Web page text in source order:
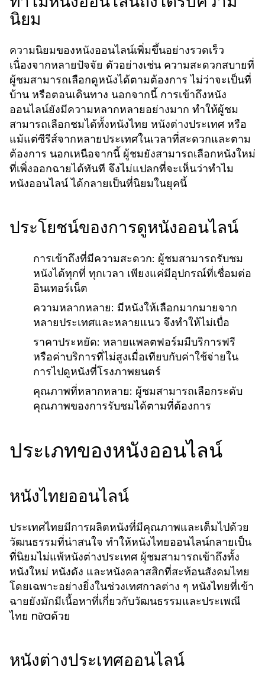
นิยม
ความนิยมของหนังออนไลน์เพิ่มขึ้นอย่างรวดเร็ว
เนื่องจากหลายปัจจัย ตัวอย่างเช่น ความสะดวกสบายที่
ผู้ชมสามารถเลือกดูหนังได้ตามต้องการ ไม่ว่าจะเป็นที่
บ้าน หรือตอนเดินทาง นอกจากนี้ การเข้าถึงหนัง
ออนไลน์ยังมีความหลากหลายอย่างมาก ทำให้ผู้ชม
สามารถเลือกชมได้ทั้งหนังไทย หนังต่างประเทศ หรือ
แม้แต่ซีรีส์จากหลายประเทศในเวลาที่สะดวกและตาม
ต้องการ นอกเหนือจากนี้ ผู้ชมยังสามารถเลือกหนังใหม่
ที่เพิ่งออกฉายได้ทันที จึงไม่แปลกที่จะเห็นว่าทำไม
หนังออนไลน์ได้กลายเป็นที่นิยมในยุคนี้
ประโยชน์ของการดูหนังออนไลน์
การเข้าถึงที่มีความสะดวก: ผู้ชมสามารถรับชม
หนังได้ทุกที่ ทุกเวลา เพียงแค่มีอุปกรณ์ที่เชื่อมต่อ
อินเทอร์เน็ต
ความหลากหลาย: มีหนังให้เลือกมากมายจาก
หลายประเทศและหลายแนว จึงทำให้ไม่เบื่อ
ราคาประหยัด: หลายแพลตฟอร์มมีบริการฟรี
หรือค่าบริการที่ไม่สูงเมื่อเทียบกับค่าใช้จ่ายใน
การไปดูหนังที่โรงภาพยนตร์
คุณภาพที่หลากหลาย: ผู้ชมสามารถเลือกระดับ
คุณภาพของการรับชมได้ตามที่ต้องการ
ประเภทของหนังออนไลน์
หนังไทยออนไลน์
ประเทศไทยมีการผลิตหนังที่มีคุณภาพและเต็มไปด้วย
วัฒนธรรมที่น่าสนใจ ทำให้หนังไทยออนไลน์กลายเป็น
ที่นิยมไม่แพ้หนังต่างประเทศ ผู้ชมสามารถเข้าถึงทั้ง
หนังใหม่ หนังดัง และหนังคลาสสิกที่สะท้อนสังคมไทย
โดยเฉพาะอย่างยิ่งในช่วงเทศกาลต่าง ๆ หนังไทยที่เข้า
ฉายยังมักมีเนื้อหาที่เกี่ยวกับวัฒนธรรมและประเพณี
ไทย nữaด้วย
หนังต่างประเทศออนไลน์